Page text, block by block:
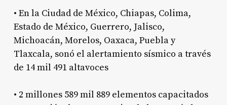
•⁠ ⁠En la Ciudad de México, Chiapas, Colima,
Estado de México, Guerrero, Jalisco,
Michoacán, Morelos, Oaxaca, Puebla y
Tlaxcala, sonó el alertamiento sísmico a través
de 14 mil 491 altavoces
•⁠ ⁠2 millones 589 mil 889 elementos capacitados